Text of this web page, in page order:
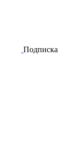
Подписка